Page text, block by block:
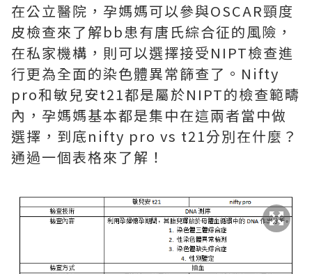
在公立醫院，孕媽媽可以參與OSCAR頸度
皮檢查來了解bb患有唐氏綜合征的風險，
在私家機構，則可以選擇接受NIPT檢查進
行更為全面的染色體異常篩查了。Nifty
pro和敏兒安t21都是屬於NIPT的檢查範疇
內，孕媽媽基本都是集中在這兩者當中做
選擇，到底nifty pro vs t21分別在什麼？
通過一個表格來了解！